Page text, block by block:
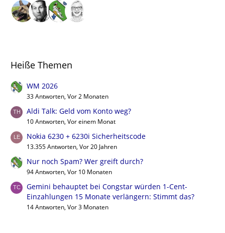
Heiße Themen
WM 2026
33 Antworten, Vor 2 Monaten
Aldi Talk: Geld vom Konto weg?
10 Antworten, Vor einem Monat
Nokia 6230 + 6230i Sicherheitscode
13.355 Antworten, Vor 20 Jahren
Nur noch Spam? Wer greift durch?
94 Antworten, Vor 10 Monaten
Gemini behauptet bei Congstar würden 1-Cent-
Einzahlungen 15 Monate verlängern: Stimmt das?
14 Antworten, Vor 3 Monaten